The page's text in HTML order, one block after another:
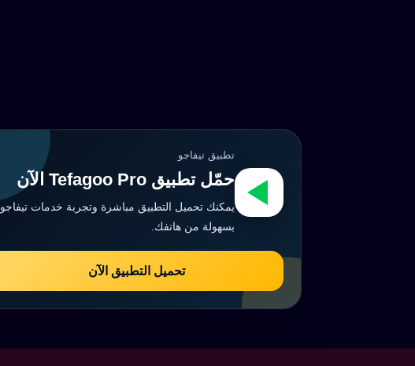
تطبيق تيفاجو
حمّل تطبيق Tefagoo Pro الآن
يمكنك تحميل التطبيق مباشرة وتجربة خدمات تيفاجو
بسهولة من هاتفك.
تحميل التطبيق الآن